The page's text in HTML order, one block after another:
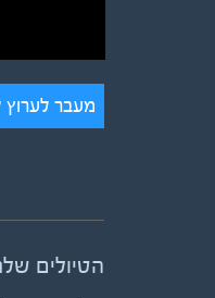
מעבר לערוץ
הטיולים